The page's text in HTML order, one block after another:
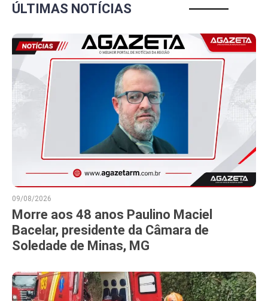
ÚLTIMAS NOTÍCIAS
09/08/2026
Morre aos 48 anos Paulino Maciel
Bacelar, presidente da Câmara de
Soledade de Minas, MG